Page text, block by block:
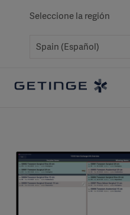
Seleccione la región